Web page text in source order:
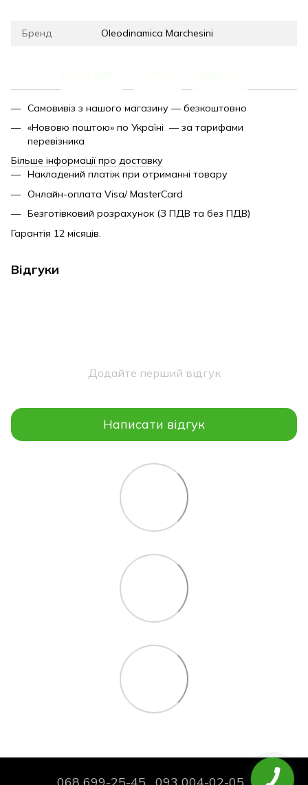
Бренд Oleodinamica Marchesini
Самовивіз з нашого магазину — безкоштовно
«Нововю поштою» по Україні — за тарифами
перевізника
Більше інформації про доставку
Накладений платіж при отриманні товару
Онлайн-оплата Visa/ MasterCard
Безготівковий розрахунок (З ПДВ та без ПДВ)
Гарантія 12 місяців.
Відгуки
Додайте перший відгук
Написати відгук
068 699-25-45 093 004-02-05